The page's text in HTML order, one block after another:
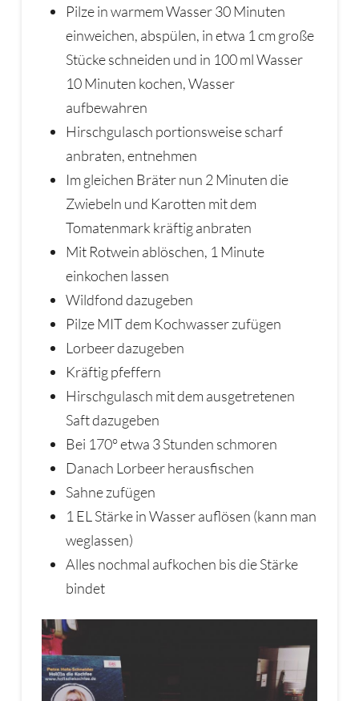
Pilze in warmem Wasser 30 Minuten
einweichen, abspülen, in etwa 1 cm große
Stücke schneiden und in 100 ml Wasser
10 Minuten kochen, Wasser
aufbewahren
Hirschgulasch portionsweise scharf
anbraten, entnehmen
Im gleichen Bräter nun 2 Minuten die
Zwiebeln und Karotten mit dem
Tomatenmark kräftig anbraten
Mit Rotwein ablöschen, 1 Minute
einkochen lassen
Wildfond dazugeben
Pilze MIT dem Kochwasser zufügen
Lorbeer dazugeben
Kräftig pfeffern
Hirschgulasch mit dem ausgetretenen
Saft dazugeben
Bei 170° etwa 3 Stunden schmoren
Danach Lorbeer herausfischen
Sahne zufügen
1 EL Stärke in Wasser auflösen (kann man
weglassen)
Alles nochmal aufkochen bis die Stärke
bindet